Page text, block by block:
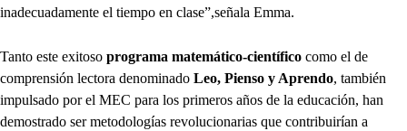
inadecuadamente el tiempo en clase”,señala Emma.
Tanto este exitoso programa matemático-científico como el de
comprensión lectora denominado Leo, Pienso y Aprendo, también
impulsado por el MEC para los primeros años de la educación, han
demostrado ser metodologías revolucionarias que contribuirían a